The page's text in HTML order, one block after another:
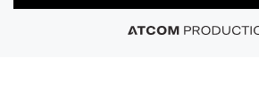
© 2026 CK Stores B.V. Toate drepturile